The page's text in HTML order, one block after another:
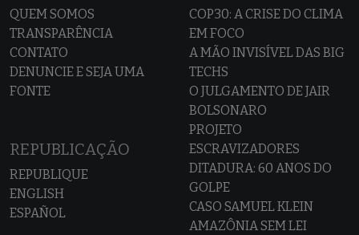
QUEM SOMOS
TRANSPARÊNCIA
CONTATO
DENUNCIE E SEJA UMA
FONTE
REPUBLICAÇÃO
REPUBLIQUE
ENGLISH
ESPAÑOL
COP30: A CRISE DO CLIMA
EM FOCO
A MÃO INVISÍVEL DAS BIG
TECHS
O JULGAMENTO DE JAIR
BOLSONARO
PROJETO
ESCRAVIZADORES
DITADURA: 60 ANOS DO
GOLPE
CASO SAMUEL KLEIN
AMAZÔNIA SEM LEI